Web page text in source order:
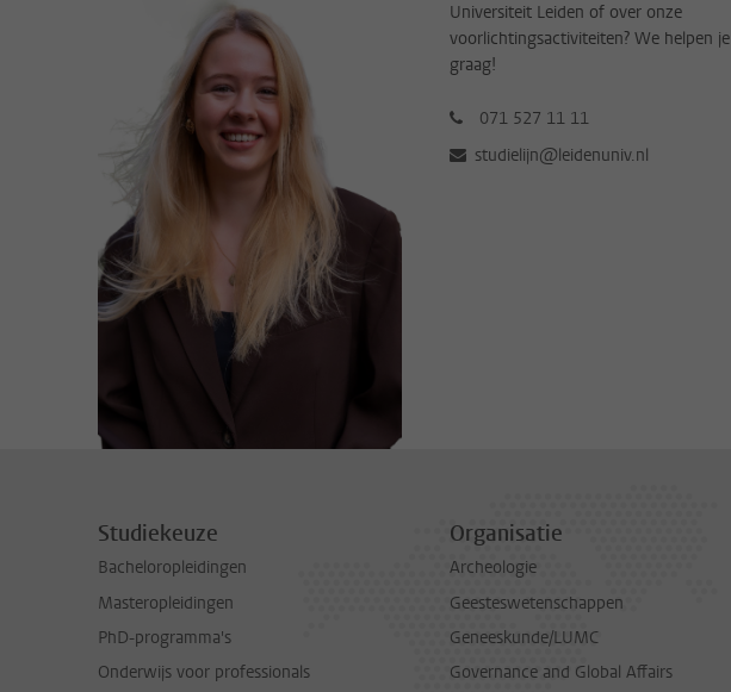
Universiteit Leiden of over onze
voorlichtingsactiviteiten? We helpen je
graag!
071 527 11 11
studielijn@leidenuniv.nl
Studiekeuze
Bacheloropleidingen
Masteropleidingen
PhD-programma's
Onderwijs voor professionals
Organisatie
Archeologie
Geesteswetenschappen
Geneeskunde/LUMC
Governance and Global Affairs